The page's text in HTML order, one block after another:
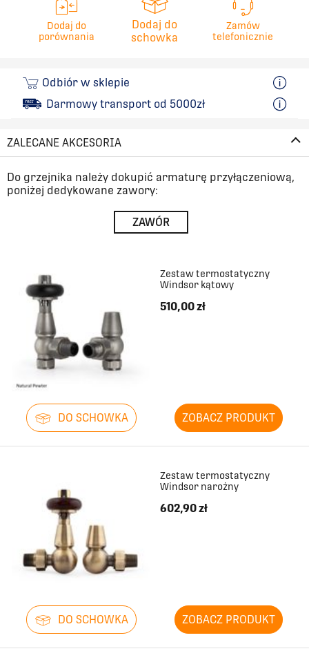
966 467
1122
1200
1278 467
1590
1746 467
1824 467
467
1980
2058
2136 467
Dodaj do
porównania
Dodaj do
schowka
Zamów
telefonicznie
Odbiór w sklepie
Darmowy transport od 5000zł
ZALECANE AKCESORIA
Do grzejnika należy dokupić armaturę przyłączeniową,
poniżej dedykowane zawory:
ZAWÓR
Zestaw termostatyczny
Windsor kątowy
510,00 zł
DO SCHOWKA ZOBACZ PRODUKT
Zestaw termostatyczny
Windsor narożny
602,90 zł
DO SCHOWKA ZOBACZ PRODUKT